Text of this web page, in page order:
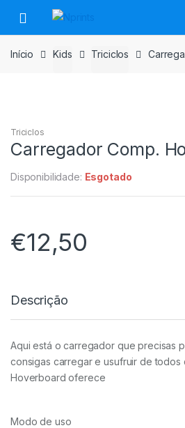
para
navegação
para
o
conteúdo
Início Kids Triciclos
Triciclos
Carregador Comp.
Disponibilidade: Esgotado
€12,50
Descrição
Aqui está o carregador que precisas
consigas carregar e usufruir de
Hoverboard oferece
Modo de uso